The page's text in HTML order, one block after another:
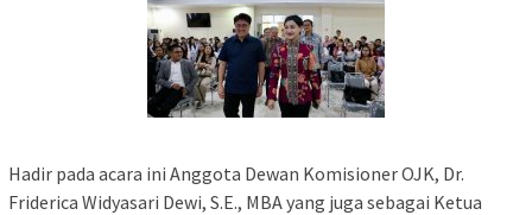
Hadir pada acara ini Anggota Dewan Komisioner OJK, Dr.
Friderica Widyasari Dewi, S.E., MBA yang juga sebagai Ketua